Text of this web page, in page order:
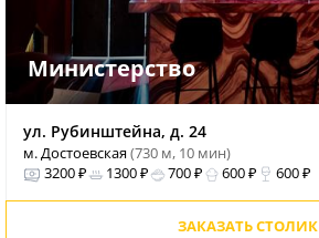
Министерство
ул. Рубинштейна, д. 24
м. Достоевская(730 м, 10 мин)
3200 ₽
1300 ₽ 700 ₽ 600 ₽ 600 ₽
ЗАКАЗАТЬ СТОЛИК